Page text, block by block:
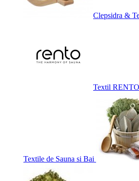
Clepsidra &
Textil RENTO
Textile de Sauna si Bai